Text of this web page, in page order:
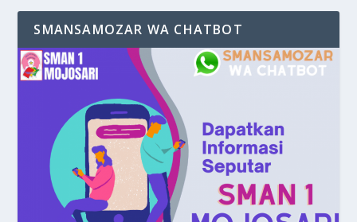
SMANSAMOZAR WA CHATBOT